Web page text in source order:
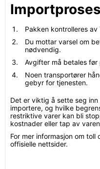
Pakken kontrolleres
Du mottar varsel om
nødvendig.
Avgifter må betales
Noen transportører
gebyr for tjenesten.
Det er viktig å sette seg
importere, og hvilke
restriktive varer kan bli
kostnader eller tap av
For mer informasjon om toll
offisielle nettsider.